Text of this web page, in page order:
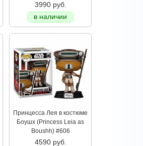
3990 руб.
в наличии
Принцесса Лея в костюме
Боушх (Princess Leia as
Boushh) #606
4590 руб.